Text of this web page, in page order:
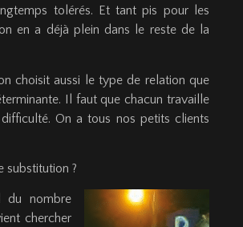
tolérés. Et tant pis pour les
en a déjà plein dans le reste de la
choisit aussi le type de relation que
Il faut que chacun travaille
On a tous nos petits clients
substitution ?
du nombre
chercher